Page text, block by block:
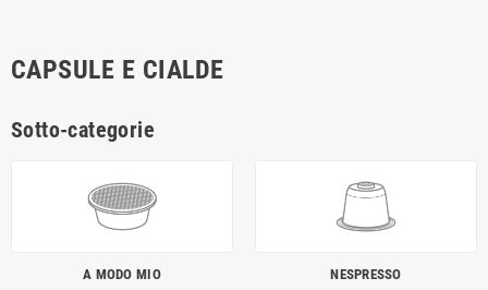
CAPSULE E CIALDE
Sotto-categorie
A MODO MIO NESPRESSO